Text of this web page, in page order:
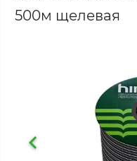
500м щелевая